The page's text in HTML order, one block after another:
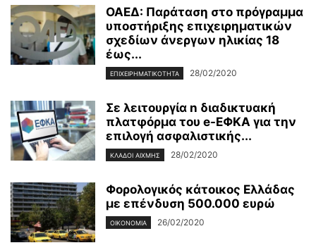
ΟΑΕΔ: Παράταση στο πρόγραμμα
υποστήριξης επιχειρηματικών
σχεδίων άνεργων ηλικίας 18
έως...
ΕΠΙΧΕΙΡΗΜΑΤΙΚΌΤΗΤΑ 28/02/2020
Σε λειτουργία n διαδικτυακή
πλατφόρμα του e-ΕΦΚΑ για την
επιλογή ασφαλιστικής...
ΚΛΆΔΟΙ ΑΙΧΜΉΣ 28/02/2020
Φορολογικός κάτοικος Ελλάδας
με επένδυση 500.000 ευρώ
ΟΙΚΟΝΟΜΊΑ 26/02/2020